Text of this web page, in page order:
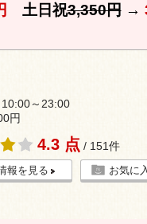
土日祝3,350円→
～23:00
円
4.3 点 / 151件
報を見る お気に